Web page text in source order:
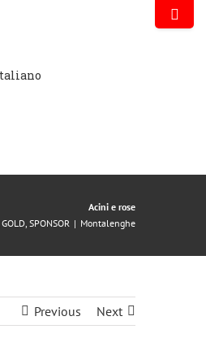
GOLD, SPONSOR |
Acini e rose
Montalenghe
Previous Next